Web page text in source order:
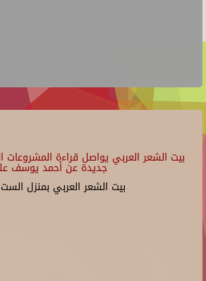
بيت الشعر العربي يواصل قراءة المشروعات
جديدة عن أحمد يوسف
بيت الشعر العربي بمنزل